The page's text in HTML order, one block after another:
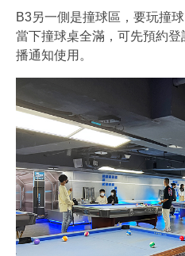
B3另一側是撞球區，要玩撞
當下撞球桌全滿，可先預約
播通知使用。